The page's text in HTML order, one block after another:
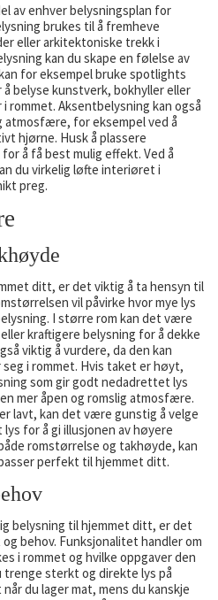
av enhver belysningsplan for
brukes til å fremheve
eller arkitektoniske trekk i
kan du skape en følelse av
for eksempel bruke spotlights
belyse kunstverk, bokhyller eller
rommet. Aksentbelysning kan også
atmosfære, for eksempel ved å
hjørne. Husk å plassere
å få best mulig effekt. Ved å
du virkelig løfte interiøret i
preg.
ditt, er det viktig å ta hensyn til
vil påvirke hvor mye lys
I større rom kan det være
kraftigere belysning for å dekke
viktig å vurdere, da den kan
i rommet. Hvis taket er høyt,
som gir godt nedadrettet lys
mer åpen og romslig atmosfære.
lavt, kan det være gunstig å velge
for å gi illusjonen av høyere
romstørrelse og takhøyde, kan
perfekt til hjemmet ditt.
belysning til hjemmet ditt, er det
behov. Funksjonalitet handler om
i rommet og hvilke oppgaver den
trenge sterkt og direkte lys på
du lager mat, mens du kanskje